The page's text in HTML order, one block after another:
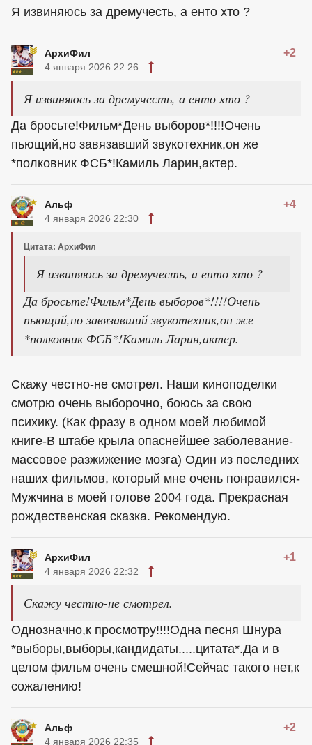
Я извиняюсь за дремучесть, а енто хто ?
АрхиФил +2
4 января 2026 22:26
Я извиняюсь за дремучесть, а енто хто ?
Да бросьте!Фильм*День выборов*!!!!Очень
пьющий,но завязавший звукотехник,он же
*полковник ФСБ*!Камиль Ларин,актер.
Альф +4
4 января 2026 22:30
Цитата: АрхиФил
Я извиняюсь за дремучесть, а енто хто ?
Да бросьте!Фильм*День выборов*!!!!Очень
пьющий,но завязавший звукотехник,он же
*полковник ФСБ*!Камиль Ларин,актер.
Скажу честно-не смотрел. Наши киноподелки
смотрю очень выборочно, боюсь за свою
психику. (Как фразу в одном моей любимой
книге-В штабе крыла опаснейшее заболевание-
массовое разжижение мозга) Один из последних
наших фильмов, который мне очень понравился-
Мужчина в моей голове 2004 года. Прекрасная
рождественская сказка. Рекомендую.
АрхиФил +1
4 января 2026 22:32
Скажу честно-не смотрел.
Однозначно,к просмотру!!!!Одна песня Шнура
*выборы,выборы,кандидаты.....цитата*.Да и в
целом фильм очень смешной!Сейчас такого нет,к
сожалению!
Альф +2
4 января 2026 22:35